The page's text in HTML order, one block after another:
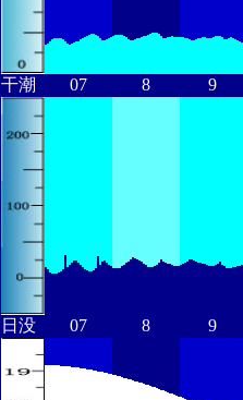
干潮 07 8 9
日没 07 8 9